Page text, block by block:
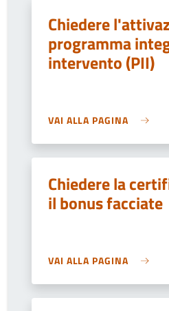
Chiedere
programma
intervento (PII)
VAI ALLA PAGINA
Chiedere la
il bonus facciate
VAI ALLA PAGINA